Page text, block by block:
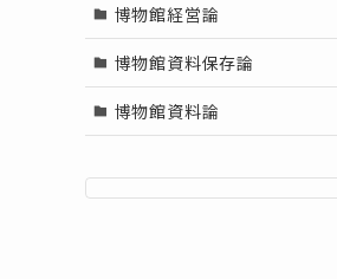
博物館経営論
博物館資料保存論
博物館資料論